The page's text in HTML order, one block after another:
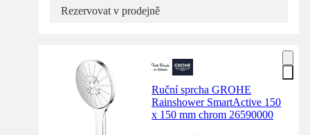
Rezervovat v prodejně
Ruční sprcha GROHE
Rainshower SmartActive 150
x 150 mm chrom 26590000